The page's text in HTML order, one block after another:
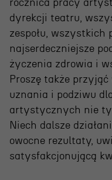
Dostępny
Wynajem
Spektakle
Sponsorzy
Kontakt &
Edukacja
rocznica pracy
dyrekcji teatru,
zespołu, wszystkich
najserdeczniejsze
życzenia zdrowia i
Proszę także
uznania i podziwu
artystycznych nie
Niech dalsze
owocne rezultaty,
satysfakcjonującą